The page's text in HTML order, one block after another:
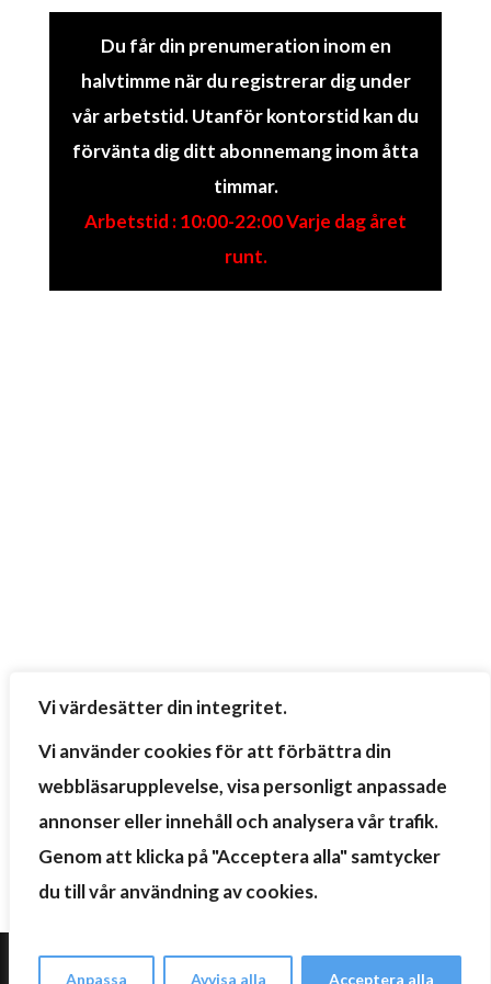
Vi värdesätter din integritet.
Vi använder cookies för att förbättra din
webbläsarupplevelse, visa personligt anpassade
annonser eller innehåll och analysera vår trafik.
Genom att klicka på "Acceptera alla" samtycker
du till vår användning av cookies.
Anpassa Avvisa alla Acceptera alla
Du får din prenumeration inom en
halvtimme när du registrerar dig under
vår arbetstid. Utanför kontorstid kan du
förvänta dig ditt abonnemang inom åtta
timmar.
Arbetstid : 10:00-22:00 Varje dag året
runt.
Kontakta oss